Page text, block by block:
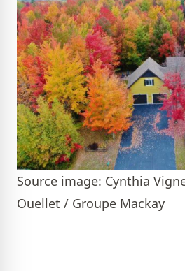
Source image: Cynthia
Ouellet / Groupe Mackay